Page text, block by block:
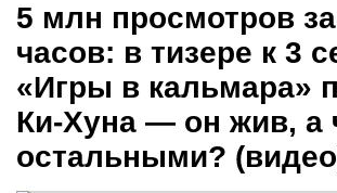
5 млн просмотров
часов: в тизере к 3
«Игры в кальмара»
Ки-Хуна — он жив, а
остальными?